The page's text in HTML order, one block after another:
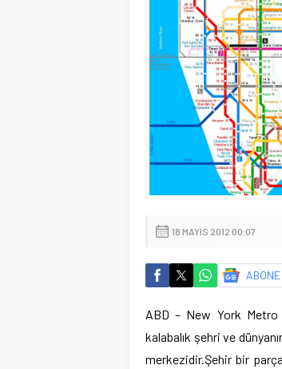
18 MAYIS 2012 00:07
ABONE
ABD – New York Metro
kalabalık şehri ve
merkezidir.Şehir bir